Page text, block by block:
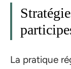
La pratique